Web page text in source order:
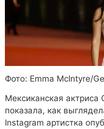
Фото: Emma McIntyre/
Мексиканская актриса
показала, как
Instagram артистка